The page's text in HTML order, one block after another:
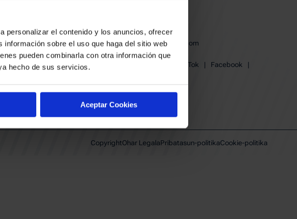
personalizar el contenido y los anuncios, ofrecer
sobre el uso que haga del sitio web
pueden combinarla con otra información que
hecho de sus servicios.
Aceptar Cookies
Arena Zurbanoko
G
baskonia@baskonia.com
Tel.+34 945 139 191
TikTok | Facebook
|
CopyrightOhar LegalaPribatasun-politikaCookie-politika